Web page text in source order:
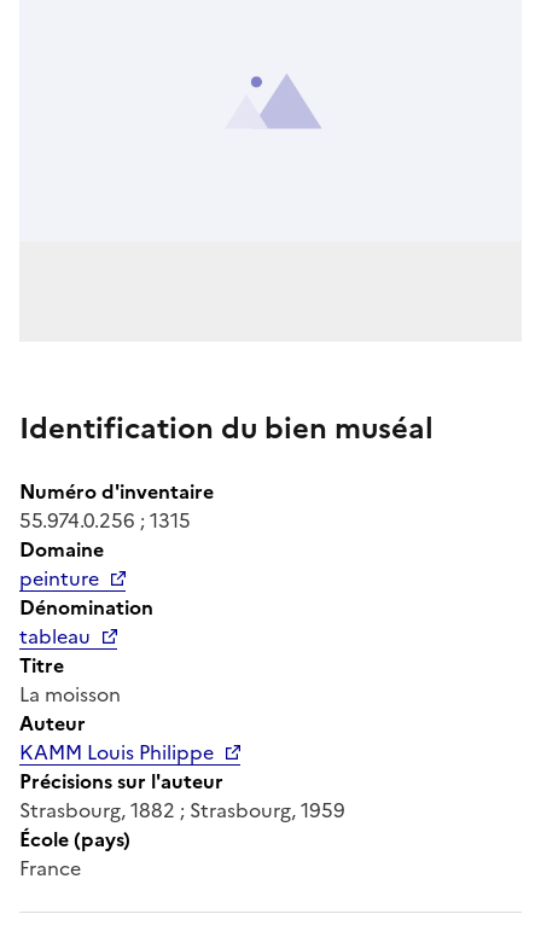
Identification du bien muséal
Numéro d'inventaire
55.974.0.256 ; 1315
Domaine
peinture
Dénomination
tableau
Titre
La moisson
Auteur
KAMM Louis Philippe
Précisions sur l'auteur
Strasbourg, 1882 ; Strasbourg, 1959
École (pays)
France